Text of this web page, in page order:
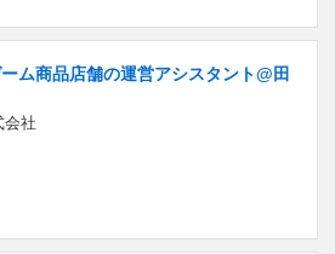
ム商品店舗の運営アシスタント@田
会社